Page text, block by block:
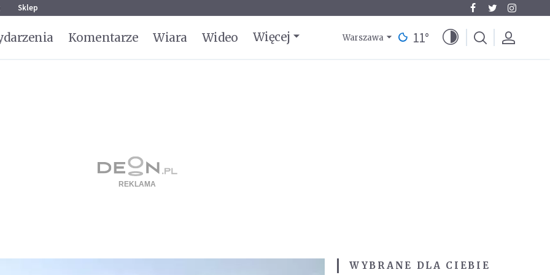
Sklep
Komentarze Wiara Wideo Więcej Warszawa 11°
WYBRANE DLA CIEBIE